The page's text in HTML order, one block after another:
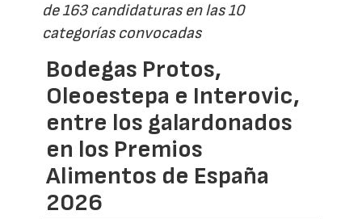
de 163 candidaturas en las 10
categorías convocadas
Bodegas Protos,
Oleoestepa e Interovic,
entre los galardonados
en los Premios
Alimentos de España
2026